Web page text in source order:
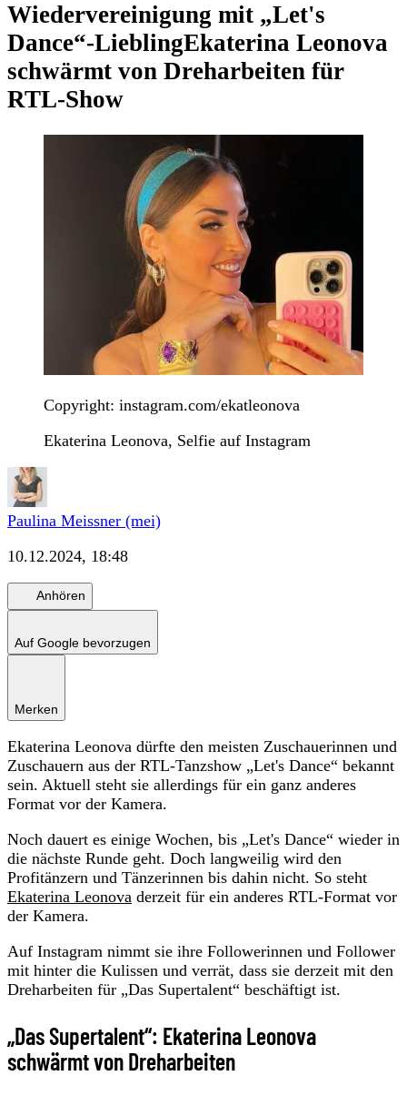
Wiedervereinigung mit „Let's
Dance“-LieblingEkaterina Leonova
schwärmt von Dreharbeiten für
RTL-Show
Copyright: instagram.com/ekatleonova
Ekaterina Leonova, Selfie auf Instagram
Paulina Meissner (mei)
10.12.2024, 18:48
Anhören
Auf Google bevorzugen
Merken
Ekaterina Leonova dürfte den meisten Zuschauerinnen und
Zuschauern aus der RTL-Tanzshow „Let's Dance“ bekannt
sein. Aktuell steht sie allerdings für ein ganz anderes
Format vor der Kamera.
Noch dauert es einige Wochen, bis „Let's Dance“ wieder in
die nächste Runde geht. Doch langweilig wird den
Profitänzern und Tänzerinnen bis dahin nicht. So steht
Ekaterina Leonova derzeit für ein anderes RTL-Format vor
der Kamera.
Auf Instagram nimmt sie ihre Followerinnen und Follower
mit hinter die Kulissen und verrät, dass sie derzeit mit den
Dreharbeiten für „Das Supertalent“ beschäftigt ist.
„Das Supertalent“: Ekaterina Leonova
schwärmt von Dreharbeiten